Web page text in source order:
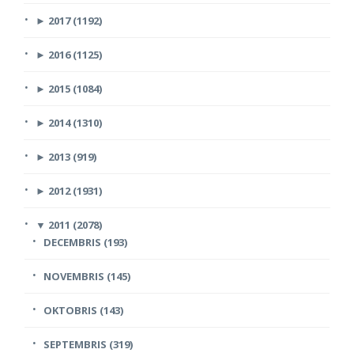
► 2017 (1192)
► 2016 (1125)
► 2015 (1084)
► 2014 (1310)
► 2013 (919)
► 2012 (1931)
▼ 2011 (2078)
DECEMBRIS (193)
NOVEMBRIS (145)
OKTOBRIS (143)
SEPTEMBRIS (319)